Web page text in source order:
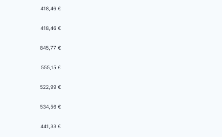
418,46 €
418,46 €
845,77 €
555,15 €
522,99 €
534,56 €
441,33 €